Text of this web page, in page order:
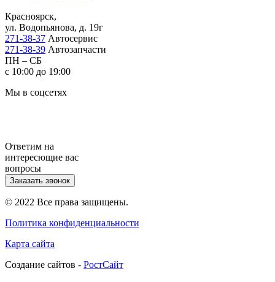
Красноярск,
ул. Водопьянова, д. 19г
271-38-37 Автосервис
271-38-39 Автозапчасти
ПН – СБ
с 10:00 до 19:00
Мы в соцсетях
Ответим на
интересющие вас
вопросы
Заказать звонок
© 2022 Все права защищены.
Политика конфиденциальности
Карта сайта
Cоздание сайтов - РостСайт